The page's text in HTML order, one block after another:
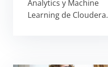
Analytics y Machine
Learning de Cloudera.